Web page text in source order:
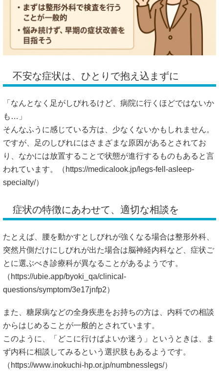
不安な症状は、ひとりで抱え込まずに
「なんとなく足がしびれるけど、病院に行くほどではないか
も…」
そんなふうに感じている方は、少なくないかもしれません。
ですが、足のしびれにはさまざまな原因があるとされてお
り、なかには放置することで状態が進行するものもあると言
われています。（ https://medicalook.jp/legs-fell-asleep-
specialty/）
症状の特徴にあわせて、適切な相談を
たとえば、腰を動かすとしびれが強くなる場合は整形外科、
突然片側だけにしびれが出た場合は脳神経内科など、症状ご
とに選ぶべき診療科が異なることがあるようです。
（ https://ubie.app/byoki_qa/clinical-
questions/symptom/3e17jnfp2）
また、糖尿病などの全身疾患をお持ちの方は、内科での相談
からはじめることが一般的とされています。
このように、「どこに行けばよいか迷う」というときは、ま
ず内科に相談してみるという選択肢もあるようです。
（ https://www.inokuchi-hp.or.jp/numbnesslegs/）